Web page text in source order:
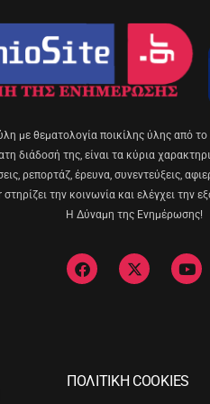
με θεματολογία ποικίλης ύλης από
διάδοσή της, είναι τα κύρια
ρεπορτάζ, έρευνα, συνεντεύξεις,
την κοινωνία και ελέγχει την
Η Δύναμη της Ενημέρωσης!
ΠΟΛΙΤΙΚΗ COOKIES